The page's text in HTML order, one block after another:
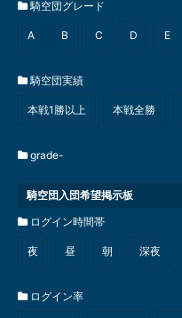
騎空団グレード
A B C D E
騎空団実績
本戦1勝以上 本戦全勝
grade-
騎空団入団希望掲示板
ログイン時間帯
夜 昼 朝 深夜
ログイン率